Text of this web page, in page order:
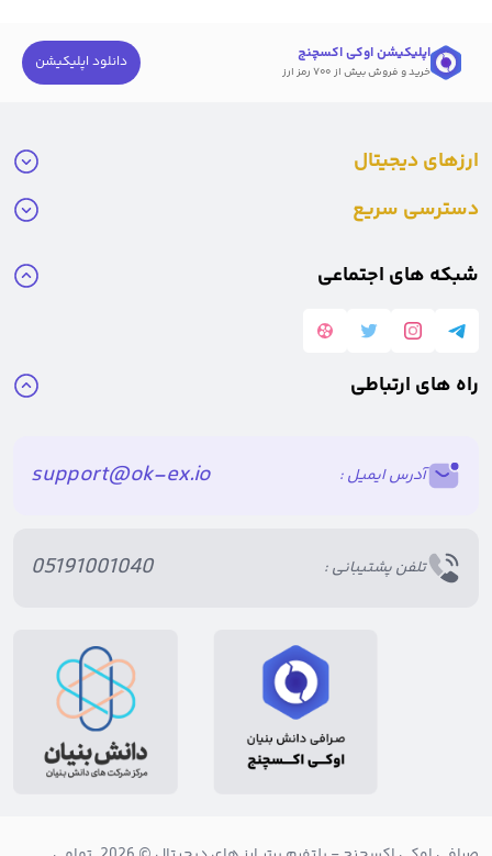
اپلیکیشن اوکی اکسچنج
خرید و فروش بیش از ۷۰۰ رمز ارز
دانلود اپلیکیشن
ارزهای دیجیتال
دسترسی سریع
شبکه های اجتماعی
راه های ارتباطی
آدرس ایمیل : support@ok-ex.io
تلفن پشتیبانی : 05191001040